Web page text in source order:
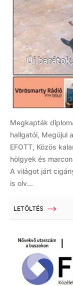
Megkapták
hallgatói, Megújul
EFOTT, Közös
hölgyek és
A világot járt
is olv...
LETÖLTÉS